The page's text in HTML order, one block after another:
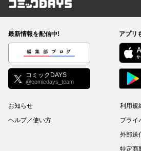
コミックDAYS
最新情報を配信中!
編集部ブログ
コミックDAYS
@comicdays_team
アプリ
お知らせ
ヘルプ／使い方
利用規
プライ
外部送
特定商